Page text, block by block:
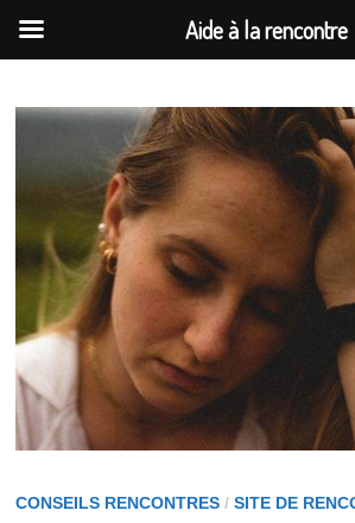
au
CONSEILS RENCONTRES/ SITE DE
Aide à la rencontre